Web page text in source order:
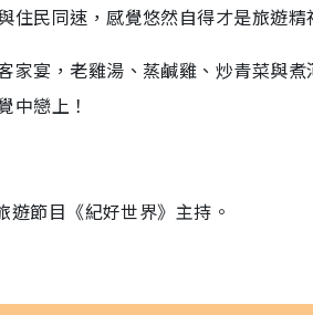
民同速，感覺悠然自得才是旅遊精
家宴，老雞湯、蒸鹹雞、炒青菜與
中戀上！
節目《紀好世界》主持。